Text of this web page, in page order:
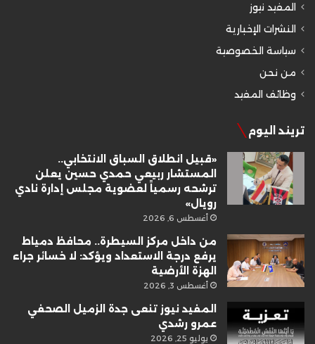
المفيد نيوز
النشرات الإخبارية
سياسة الخصوصية
من نحن
وظائف المفيد
تريند اليوم
«قبيل انطلاق السباق الانتخابي..
المستشار ربيعي حمدي حسين يعلن
ترشحه رسمياً لعضوية مجلس إدارة نادي
رويال»
أغسطس 6, 2026
من داخل مركز السيطرة.. محافظ دمياط
يرفع درجة الاستعداد ويؤكد: لا خسائر جراء
الهزة الأرضية
أغسطس 3, 2026
المفيد نيوز تنعى جدة الزميل الصحفي
عمرو رشدي
يوليو 25, 2026